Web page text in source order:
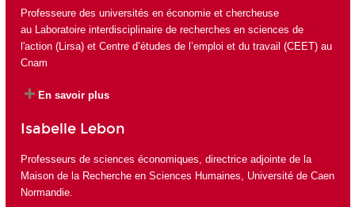
Professeure des universités en économie et chercheuse
au Laboratoire interdisciplinaire de recherches en sciences de
l'action (Lirsa)et Centre d’études de l’emploi et du travail (CEET)au
Cnam
En savoir plus
Isabelle Lebon
Professeurs de sciences économiques, directrice adjointe de la
Maison de la Recherche en Sciences Humaines, Université de Caen
Normandie.